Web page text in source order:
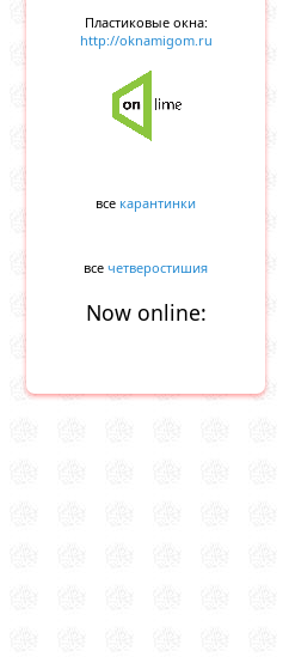
Пластиковые окна:
http://oknamigom.ru
все карантинки
все четверостишия
Now online: